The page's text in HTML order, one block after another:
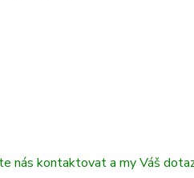
nás kontaktovat a my Váš